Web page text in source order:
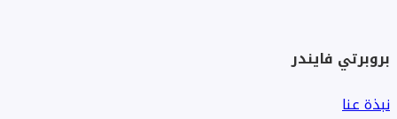
بروبرتي فايندر
نبذة عنا